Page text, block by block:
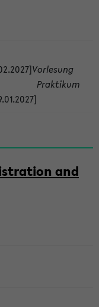
Vorlesung
Praktikum
and